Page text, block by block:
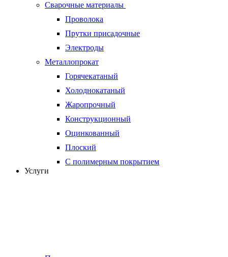
Сварочные материалы
Проволока
Прутки присадочные
Электроды
Металлопрокат
Горячекатаный
Холоднокатаный
Жаропрочный
Конструкционный
Оцинкованный
Плоский
С полимерным покрытием
Услуги